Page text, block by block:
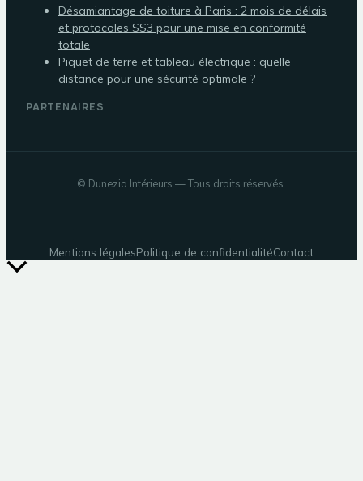
Désamiantage de toiture à Paris : 2 mois de délais
et protocoles SS3 pour une mise en conformité
totale
Piquet de terre et tableau électrique : quelle
distance pour une sécurité optimale ?
PARTENAIRES
© Dunezia Intérieurs — Tous droits réservés.
Mentions légalesPolitique de confidentialitéContact